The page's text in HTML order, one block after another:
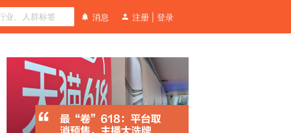
消息 注册 登录